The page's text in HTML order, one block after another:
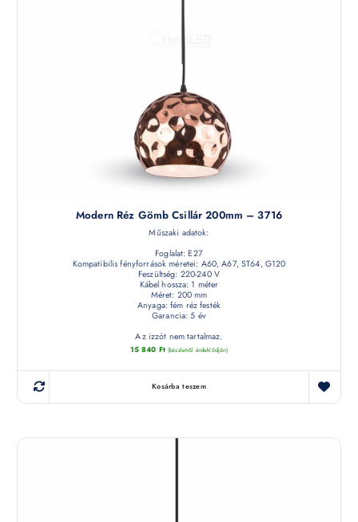
Modern Réz Gömb Csillár 200mm – 3716
Műszaki adatok:
Foglalat: E27
Kompatibilis fényforrások méretei: A60, A67, ST64, G120
Feszültség: 220-240 V
Kábel hossza: 1 méter
Méret: 200 mm
Anyaga: fém réz festék
Garancia: 5 év
Az izzót nem tartalmaz.
15 840 Ft (készletről érdeklődjön)
Kosárba teszem